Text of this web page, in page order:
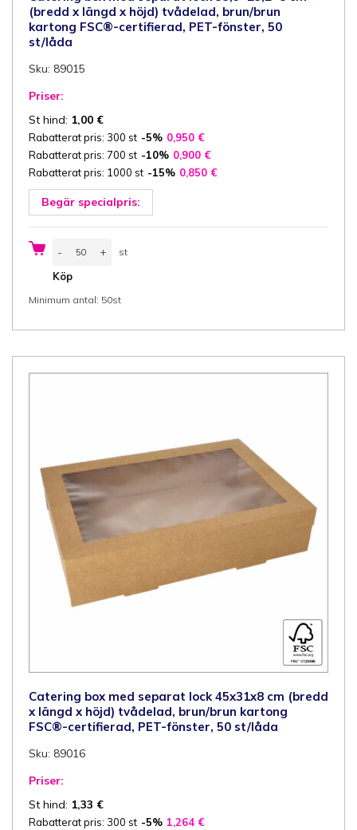
(bredd x längd x höjd) tvådelad, brun/brun
kartong FSC®-certifierad, PET-fönster, 50
st/låda
Sku: 89015
Priser:
St hind: 1,00 €
Rabatterat pris: 300 st -5% 0,950 €
Rabatterat pris: 700 st -10% 0,900 €
Rabatterat pris: 1000 st -15% 0,850 €
Begär specialpris:
-
box
separat
35,9x25,2x8
x
x
st/låda
mängd
+ st
Köp
Minimum antal: 50st
Catering box med separat lock 45x31x8 cm (bredd
x längd x höjd) tvådelad, brun/brun kartong
FSC®-certifierad, PET-fönster, 50 st/låda
Sku: 89016
Priser:
St hind: 1,33 €
Rabatterat pris: 300 st -5% 1,264 €